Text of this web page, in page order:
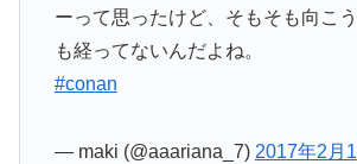
ーって思ったけど、そもそも向こ
も経ってないんだよね。
#conan
— maki (@aaariana_7) 2017年2月